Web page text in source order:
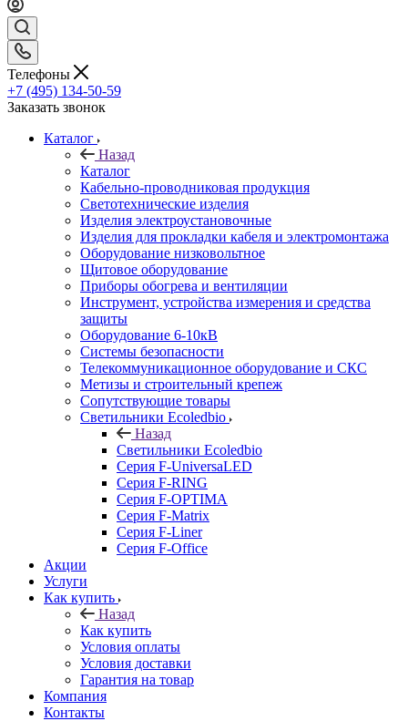
Телефоны
+7 (495) 134-50-59
Заказать звонок
Каталог
Назад
Каталог
Кабельно-проводниковая продукция
Светотехнические изделия
Изделия электроустановочные
Изделия для прокладки кабеля и электромонтажа
Оборудование низковольтное
Щитовое оборудование
Приборы обогрева и вентиляции
Инструмент, устройства измерения и средства
защиты
Оборудование 6-10кВ
Системы безопасности
Телекоммуникационное оборудование и СКС
Метизы и строительный крепеж
Сопутствующие товары
Светильники Ecoledbio
Назад
Светильники Ecoledbio
Серия F-UniversaLED
Серия F-RING
Серия F-OPTIMA
Серия F-Matrix
Серия F-Liner
Серия F-Office
Акции
Услуги
Как купить
Назад
Как купить
Условия оплаты
Условия доставки
Гарантия на товар
Компания
Контакты